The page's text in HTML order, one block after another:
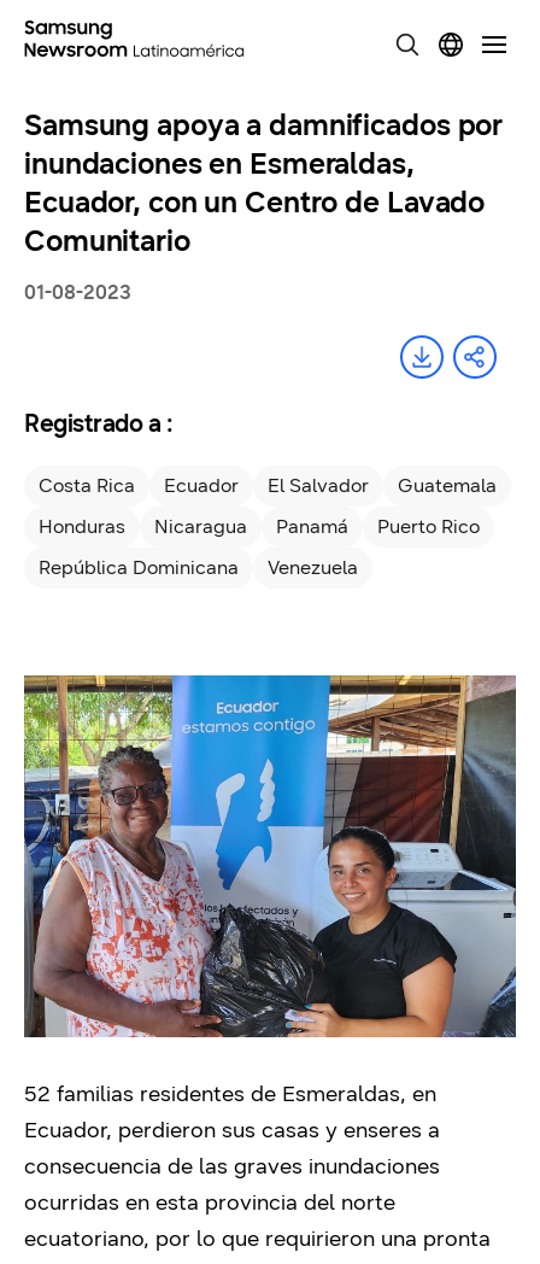
Samsung apoya a damnificados por
inundaciones en Esmeraldas,
Ecuador, con un Centro de Lavado
Comunitario
01-08-2023
Registrado a :
Costa Rica Ecuador El Salvador
Guatemala
Honduras
Nicaragua Panamá
Puerto Rico
República Dominicana
Venezuela
52 familias residentes de Esmeraldas, en
Ecuador, perdieron sus casas y enseres a
consecuencia de las graves inundaciones
ocurridas en esta provincia del norte
ecuatoriano, por lo que requirieron una pronta